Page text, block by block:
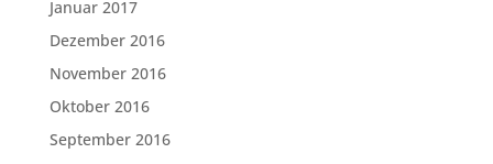
Januar 2017
Dezember 2016
November 2016
Oktober 2016
September 2016